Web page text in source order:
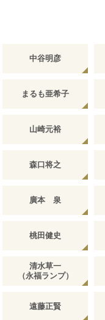
中谷明彦
まるも亜希子
山崎元裕
森口将之
廣本 泉
桃田健史
清水草一
（永福ランプ）
遠藤正賢